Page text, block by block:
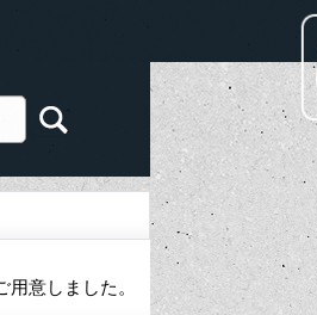
意しました。